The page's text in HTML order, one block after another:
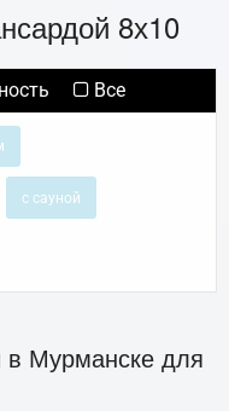
8х10
Все
с сауной
Мурманске для